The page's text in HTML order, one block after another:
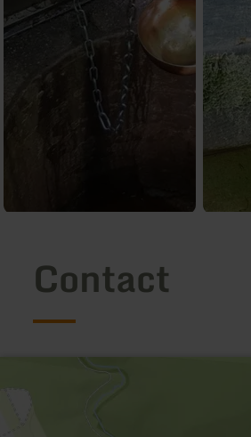
Contact